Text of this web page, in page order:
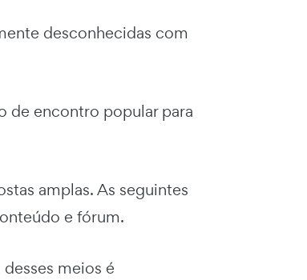
desconhecidas com
de encontro popular para
amplas. As seguintes
e fórum.
meios é